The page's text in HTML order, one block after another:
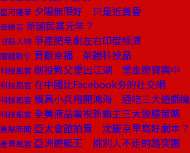
星河隨筆 夕陽無限好 只是近黃昏
去梯言 新國民黨元年？
世局人物 爭產肥皂劇左右印度經濟
關鍵數字 貢獻幸福 茶勝科技品
科技風雲 創投教父重出江湖 重金壓寶興中
科技風雲 在中國比Facebook夯的社交網
科技風雲 模具小兵甩開鴻海 通吃三大遊戲機
科技風雲 全美液晶電視新霸主三大致勝策略
焦點新聞 亞太會館拍賣 沈慶京早寫好劇本？
產業風雲 亞洲遊艇王 挑別人不走的路突圍